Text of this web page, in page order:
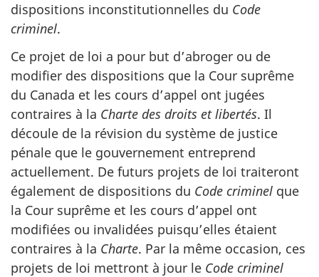
dispositions inconstitutionnelles du Code
criminel.
Ce projet de loi a pour but d’abroger ou de
modifier des dispositions que la Cour suprême
du Canada et les cours d’appel ont jugées
contraires à la Charte des droits et libertés. Il
découle de la révision du système de justice
pénale que le gouvernement entreprend
actuellement. De futurs projets de loi traiteront
également de dispositions du Code criminel que
la Cour suprême et les cours d’appel ont
modifiées ou invalidées puisqu’elles étaient
contraires à la Charte. Par la même occasion, ces
projets de loi mettront à jour le Code criminel